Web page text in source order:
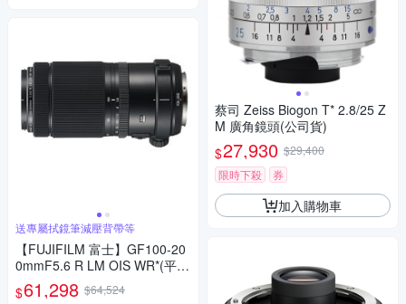
送專屬拭鏡筆減壓背帶等
【FUJIFILM 富士】GF100-20
0mmF5.6 R LM OIS WR*(平行
輸入)
$61,298 $64,524
蔡司 Zeiss Biogon T* 2.8/25 Z
M 廣角鏡頭(公司貨)
$27,930 $29,400
限時下殺
券
加入購物車